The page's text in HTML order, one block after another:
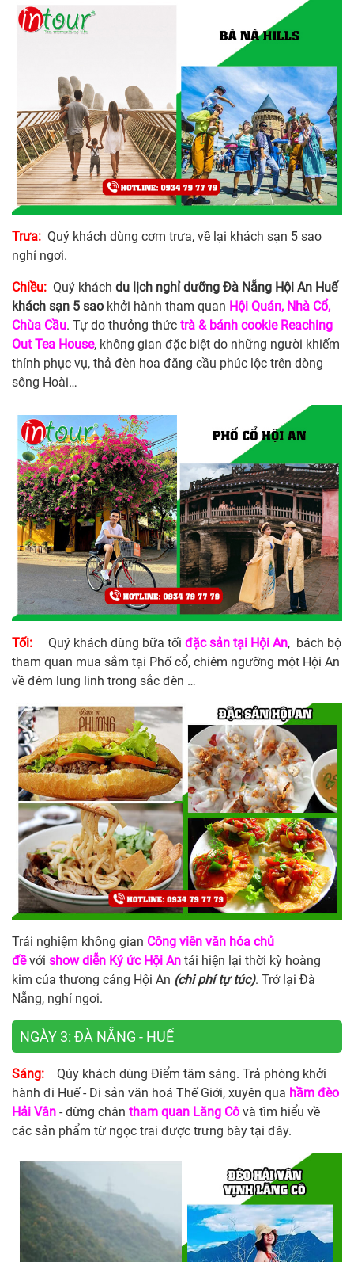
Trưa: Quý khách dùng cơm trưa, về lại khách sạn 5 sao
nghỉ ngơi.
Chiều: Quý khách du lịch nghỉ dưỡng Đà Nẵng Hội An Huế
khách sạn 5 sao khởi hành tham quan Hội Quán, Nhà Cổ,
Chùa Cầu. Tự do thưởng thức trà & bánh cookie Reaching
Out Tea House, không gian đặc biệt do những người khiếm
thính phục vụ, thả đèn hoa đăng cầu phúc lộc trên dòng
sông Hoài…
Tối: Quý khách dùng bữa tối đặc sản tại Hội An, bách bộ
tham quan mua sắm tại Phố cổ, chiêm ngưỡng một Hội An
về đêm lung linh trong sắc đèn …
Trải nghiệm không gian Công viên văn hóa chủ
đềvới show diễn Ký ức Hội An tái hiện lại thời kỳ hoàng
kim của thương cảng Hội An (chi phí tự túc). Trở lại Đà
Nẵng, nghỉ ngơi.
NGÀY 3: ĐÀ NẴNG - HUẾ
Sáng: Qúy khách dùng Điểm tâm sáng. Trả phòng khởi
hành đi Huế - Di sản văn hoá Thế Giới, xuyên qua hầm đèo
Hải Vân - dừng chân tham quan Lăng Cô và tìm hiểu về
các sản phẩm từ ngọc trai được trưng bày tại đây.